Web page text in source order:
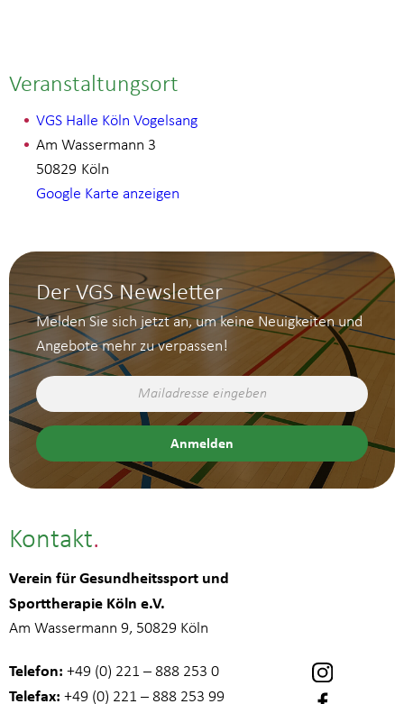
Veranstaltungsort
VGS Halle Köln Vogelsang
Am Wassermann 3
Köln
50829
Google Karte anzeigen
Der VGS Newsletter
Melden Sie sich jetzt an, um keine Neuigkeiten und
Angebote mehr zu verpassen!
Kontakt
Verein für Gesundheitssport und
Sporttherapie Köln e.V.
Am Wassermann 9, 50829 Köln
Telefon: +49 (0) 221 – 888 253 0
Telefax: +49 (0) 221 – 888 253 99